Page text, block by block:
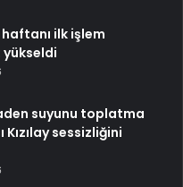
ilk işlem
suyunu toplatma
Kızılay sessizliğini